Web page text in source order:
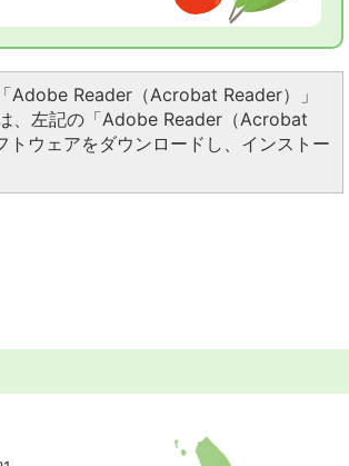
Adobe Reader（Acrobat Reader）」
、左記の「Adobe Reader（Acrobat
ウェアをダウンロードし、インストー